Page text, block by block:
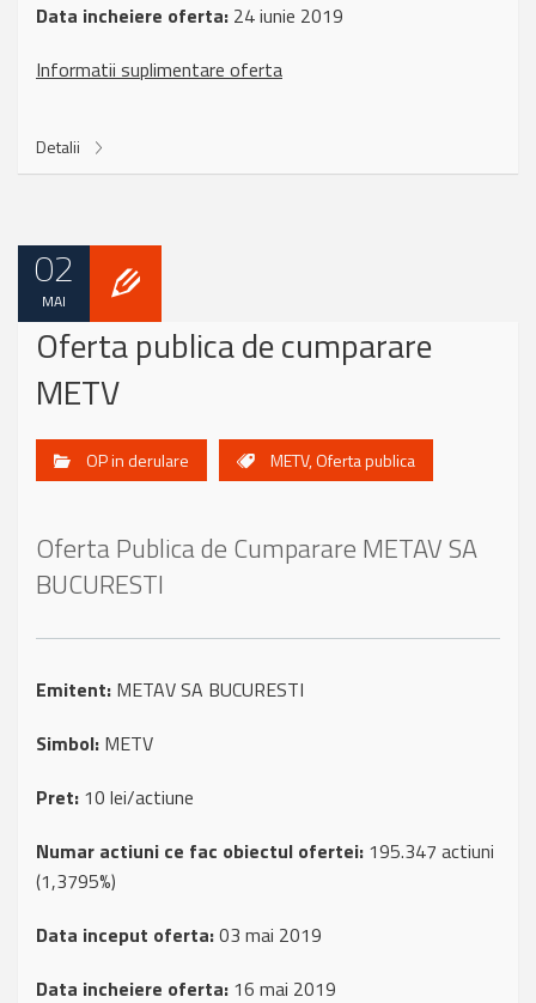
Data incheiere oferta: 24 iunie 2019
Informatii suplimentare oferta
Detalii
02
MAI
Oferta publica de cumparare
METV
OP in derulare METV,Oferta publica
Oferta Publica de Cumparare METAV SA
BUCURESTI
Emitent: METAV SA BUCURESTI
Simbol: METV
Pret: 10 lei/actiune
Numar actiuni ce fac obiectul ofertei: 195.347 actiuni
(1,3795%)
Data inceput oferta:03 mai 2019
Data incheiere oferta: 16 mai 2019